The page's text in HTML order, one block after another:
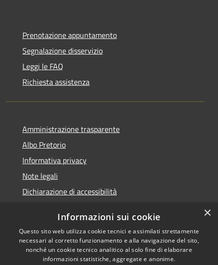
Prenotazione appuntamento
Segnalazione disservizio
Leggi le FAQ
Richiesta assistenza
Amministrazione trasparente
Albo Pretorio
Informativa privacy
Note legali
Dichiarazione di accessibilità
RSS
Accessibilità
Comune convenzionato
Astigov
×
Informazioni sui cookie
Questo sito web utilizza cookie tecnici e assimilati strettamente
necessari al corretto funzionamento e alla navigazione del sito,
nonché un cookie tecnico analitico al solo fine di elaborare
informazioni statistiche, aggregate e anonime.